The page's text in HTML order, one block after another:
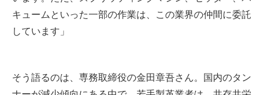
キュームといった一部の作業は、この業界の仲間に委託
しています」
そう語るのは、専務取締役の金田章吾さん。国内のタン